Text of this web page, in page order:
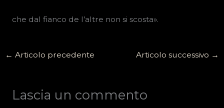
che dal fianco de l’altre non si scosta».
← Articolo precedente Articolo successivo →
Lascia un commento